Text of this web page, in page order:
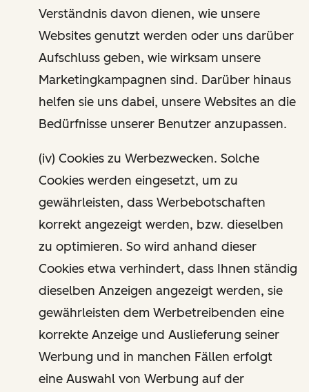
Verständnis davon dienen, wie unsere
Websites genutzt werden oder uns darüber
Aufschluss geben, wie wirksam unsere
Marketingkampagnen sind. Darüber hinaus
helfen sie uns dabei, unsere Websites an die
Bedürfnisse unserer Benutzer anzupassen.
(iv) Cookies zu Werbezwecken. Solche
Cookies werden eingesetzt, um zu
gewährleisten, dass Werbebotschaften
korrekt angezeigt werden, bzw. dieselben
zu optimieren. So wird anhand dieser
Cookies etwa verhindert, dass Ihnen ständig
dieselben Anzeigen angezeigt werden, sie
gewährleisten dem Werbetreibenden eine
korrekte Anzeige und Auslieferung seiner
Werbung und in manchen Fällen erfolgt
eine Auswahl von Werbung auf der